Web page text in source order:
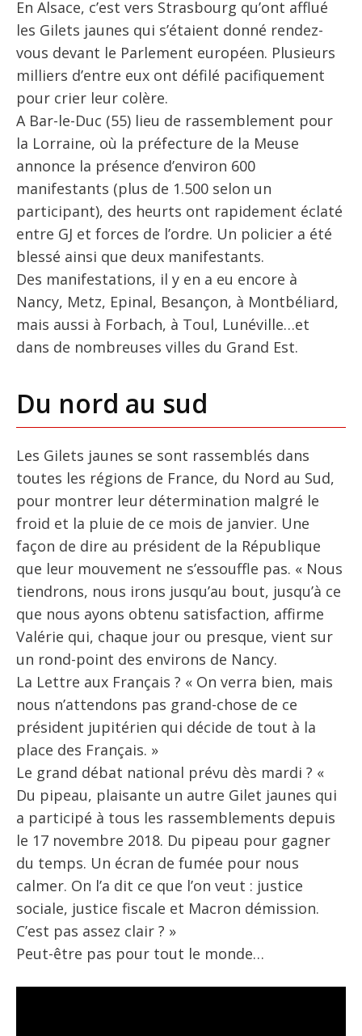
En Alsace, c’est vers Strasbourg qu’ont afflué
les Gilets jaunes qui s’étaient donné rendez-
vous devant le Parlement européen. Plusieurs
milliers d’entre eux ont défilé pacifiquement
pour crier leur colère.
A Bar-le-Duc (55) lieu de rassemblement pour
la Lorraine, où la préfecture de la Meuse
annonce la présence d’environ 600
manifestants (plus de 1.500 selon un
participant), des heurts ont rapidement éclaté
entre GJ et forces de l’ordre. Un policier a été
blessé ainsi que deux manifestants.
Des manifestations, il y en a eu encore à
Nancy, Metz, Epinal, Besançon, à Montbéliard,
mais aussi à Forbach, à Toul, Lunéville…et
dans de nombreuses villes du Grand Est.
Du nord au sud
Les Gilets jaunes se sont rassemblés dans
toutes les régions de France, du Nord au Sud,
pour montrer leur détermination malgré le
froid et la pluie de ce mois de janvier. Une
façon de dire au président de la République
que leur mouvement ne s’essouffle pas. « Nous
tiendrons, nous irons jusqu’au bout, jusqu’à ce
que nous ayons obtenu satisfaction, affirme
Valérie qui, chaque jour ou presque, vient sur
un rond-point des environs de Nancy.
La Lettre aux Français ? « On verra bien, mais
nous n’attendons pas grand-chose de ce
président jupitérien qui décide de tout à la
place des Français. »
Le grand débat national prévu dès mardi ? «
Du pipeau, plaisante un autre Gilet jaunes qui
a participé à tous les rassemblements depuis
le 17 novembre 2018. Du pipeau pour gagner
du temps. Un écran de fumée pour nous
calmer. On l’a dit ce que l’on veut : justice
sociale, justice fiscale et Macron démission.
C’est pas assez clair ? »
Peut-être pas pour tout le monde…